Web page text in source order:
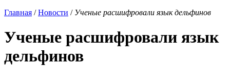
Главная /Новости / Ученые расшифровали язык дельфинов
Ученые расшифровали язык
дельфинов